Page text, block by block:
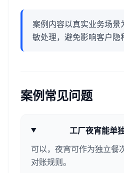
案例内容以真实业务场景
敏处理，避免影响客户隐
案例常见问题
工厂夜宵能单
可以，夜宵可作为独立餐
对账规则。